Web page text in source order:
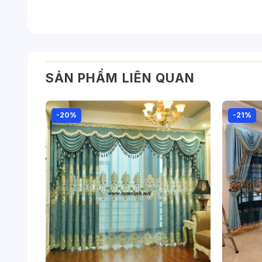
SẢN PHẨM LIÊN QUAN
-20% -21%